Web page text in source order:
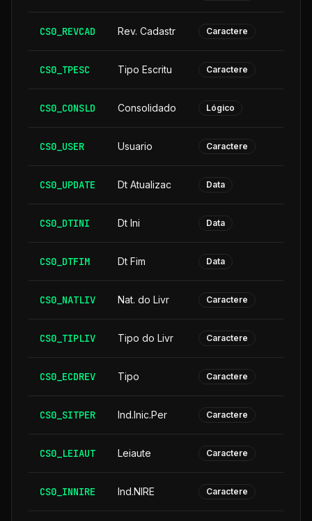
CS0_REVCAD Rev. Cadastr Caractere
CS0_TPESC Tipo Escritu Caractere
CS0_CONSLD Consolidado Lógico
CS0_USER Usuario Caractere
CS0_UPDATE Dt Atualizac Data
CS0_DTINI Dt Ini Data
CS0_DTFIM Dt Fim Data
CS0_NATLIV Nat. do Livr Caractere
CS0_TIPLIV Tipo do Livr Caractere
CS0_ECDREV Tipo Caractere
CS0_SITPER Ind.Inic.Per Caractere
CS0_LEIAUT Leiaute Caractere
CS0_INNIRE Ind.NIRE Caractere